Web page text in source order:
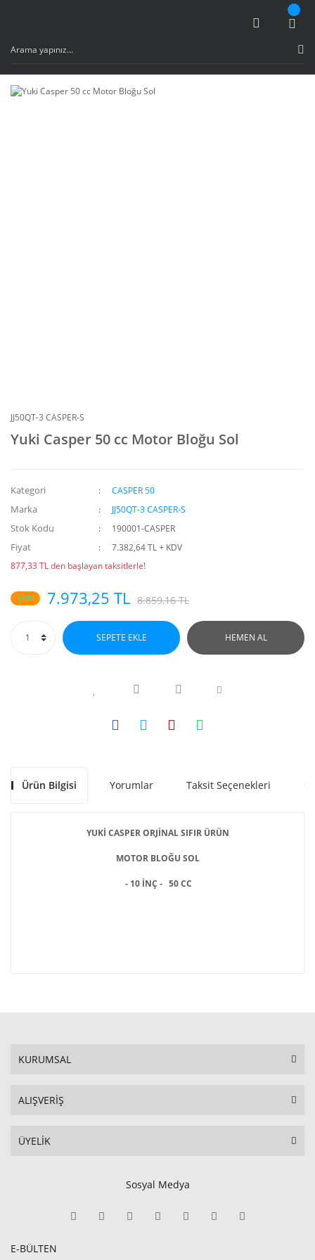
JJ50QT-3 CASPER-S
Yuki Casper 50 cc Motor Bloğu Sol
Kategori CASPER 50
Marka JJ50QT-3 CASPER-S
Stok Kodu 190001-CASPER
Fiyat
7.382,64 TL + KDV
877,33 TL den başlayan taksitlerle!
%10 7.973,25 TL 8.859,16 TL
SEPETE EKLE HEMEN AL
Ürün Bilgisi Yorumlar Taksit Seçenekleri
YUKİ CASPER ORJİNAL SIFIR ÜRÜN
MOTOR BLOĞU SOL
- 10 İNÇ - 50 CC
KURUMSAL
ALIŞVERİŞ
ÜYELİK
Sosyal Medya
E-BÜLTEN